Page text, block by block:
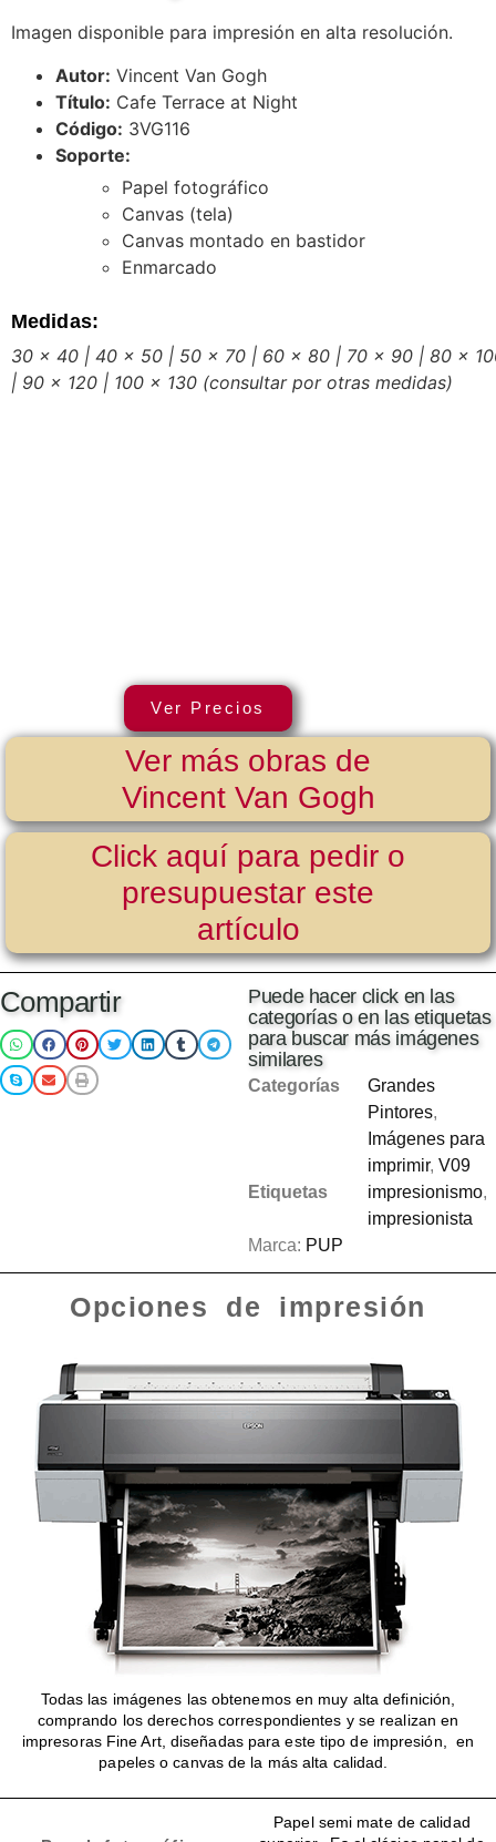
Imagen disponible para impresión en alta resolución.
Autor: Vincent Van Gogh
Título: Cafe Terrace at Night
Código: 3VG116
Soporte:
Papel fotográfico
Canvas (tela)
Canvas montado en bastidor
Enmarcado
Medidas:
30 x 40 | 40 x 50 | 50 x 70 | 60 x 80 | 70 x 90 | 80 x
| 90 x 120 | 100 x 130 (consultar por otras medidas)
Ver Precios
Ver más obras de
Vincent Van Gogh
Click aquí para pedir o
presupuestar este
artículo
Compartir
Puede hacer click en las
categorías o en las etiquetas
para buscar más imágenes
similares
Categorías
Grandes
Pintores,
Imágenes para
imprimir, V09
Etiquetas
impresionismo,
impresionista
Marca: PUP
Opciones de impresión
Todas las imágenes las obtenemos en muy alta definición,
comprando los derechos correspondientes y se realizan en
impresoras Fine Art, diseñadas para este tipo de impresión, en
papeles o canvas de la más alta calidad.
Papel semi mate de calidad